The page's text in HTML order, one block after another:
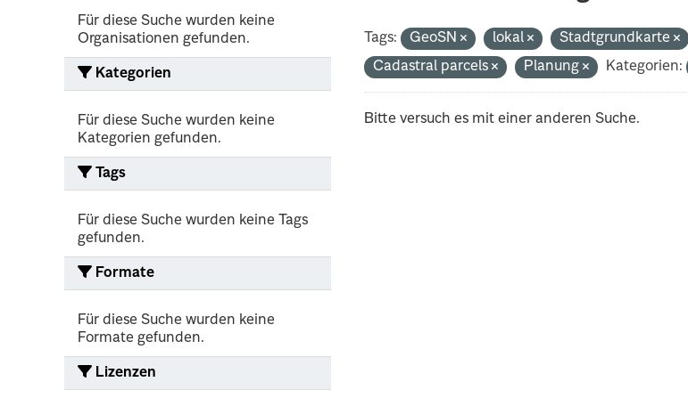
Für diese Suche wurden keine
Organisationen gefunden.
Kategorien
Für diese Suche wurden keine
Kategorien gefunden.
Tags
Für diese Suche wurden keine Tags
gefunden.
Formate
Für diese Suche wurden keine
Formate gefunden.
Lizenzen
Tags: GeoSN lokal
Stadtgrundkarte
Cadastral parcels
Planung Kategorien:
Bitte versuch es mit einer anderen Suche.